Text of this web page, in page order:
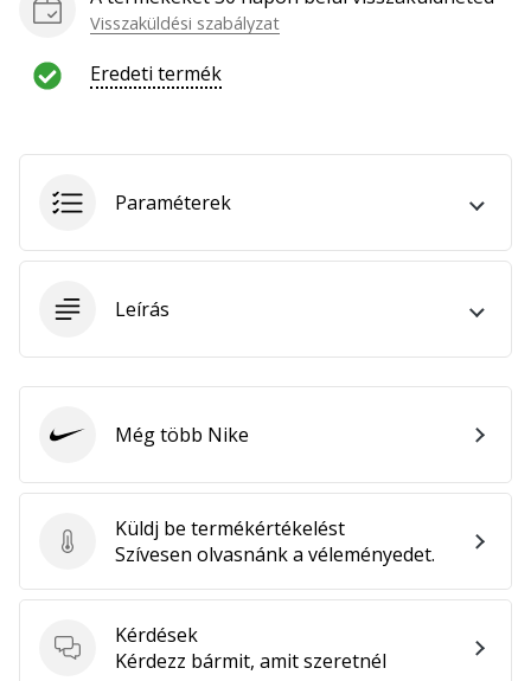
Minden cikk
megjelenítése
Visszaküldési szabályzat
Eredeti termék
Paraméterek
Leírás
Küldj be termékértékelést
Küldj be termékértékelést
Szívesen olvasnánk a véleményedet.
Kérdések
Kérdések
Kérdezz bármit, amit szeretnél
Még több Nike